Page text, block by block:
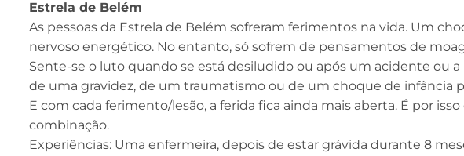
Estrela de Belém
As pessoas da Estrela de Belém sofreram ferimentos na vida. Um
nervoso energético. No entanto, só sofrem de pensamentos de
Sente-se o luto quando se está desiludido ou após um acidente ou
de uma gravidez, de um traumatismo ou de um choque de infância
E com cada ferimento/lesão, a ferida fica ainda mais aberta. É por
combinação.
Experiências: Uma enfermeira, depois de estar grávida durante 8